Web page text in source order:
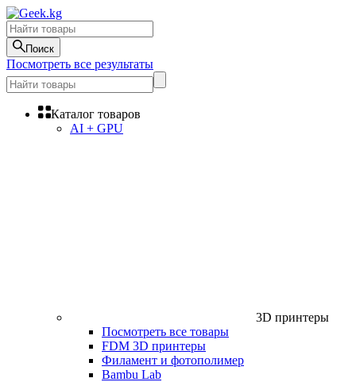
Поиск
Посмотреть все результаты
Каталог товаров
AI + GPU
3D принтеры
Посмотреть все товары
FDM 3D принтеры
Филамент и фотополимер
Bambu Lab